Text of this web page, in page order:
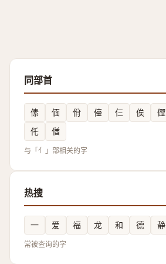
同部首
傃 偭 佾 儓 仨 俟 㒊
仛
偤
与「亻」部相关的字
热搜
一 爱 福 龙 和 德 静
常被查询的字